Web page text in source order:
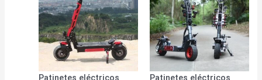
Patinetes eléctricos Patinetes eléctricos